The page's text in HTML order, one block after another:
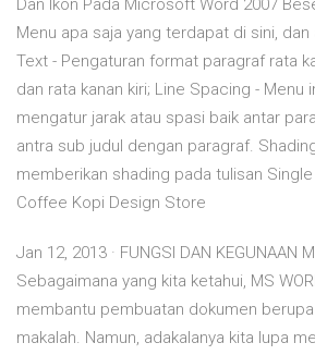
Dan Ikon Pada Microsoft Word 2007
Menu apa saja yang terdapat di sini, dan
Text - Pengaturan format paragraf rata
dan rata kanan kiri; Line Spacing - Menu
mengatur jarak atau spasi baik antar
antra sub judul dengan paragraf.
memberikan shading pada tulisan
Coffee Kopi Design Store
Jan 12, 2013 · FUNGSI DAN KEGUNAAN
Sebagaimana yang kita ketahui, MS
membantu pembuatan dokumen
makalah. Namun, adakalanya kita lupa